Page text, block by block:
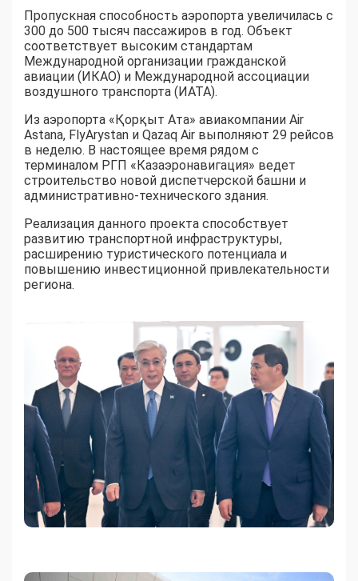
Пропускная способность аэропорта увеличилась с
300 до 500 тысяч пассажиров в год. Объект
соответствует высоким стандартам
Международной организации гражданской
авиации (ИКАО) и Международной ассоциации
воздушного транспорта (ИАТА).
Из аэропорта «Қорқыт Ата» авиакомпании Air
Astana, FlyArystan и Qazaq Air выполняют 29 рейсов
в неделю. В настоящее время рядом с
терминалом РГП «Казаэронавигация» ведет
строительство новой диспетчерской башни и
административно-технического здания.
Реализация данного проекта способствует
развитию транспортной инфраструктуры,
расширению туристического потенциала и
повышению инвестиционной привлекательности
региона.